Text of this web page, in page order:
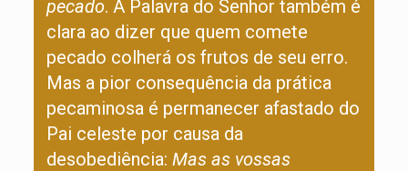
pecado. A Palavra do Senhor também é
clara ao dizer que quem comete
pecado colherá os frutos de seu erro.
Mas a pior consequência da prática
pecaminosa é permanecer afastado do
Pai celeste por causa da
desobediência: Mas as vossas